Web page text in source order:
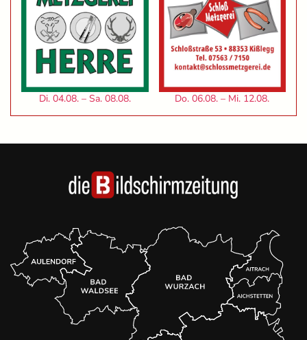
Di. 04.08. – Sa. 08.08. Do. 06.08. – Mi. 12.08.